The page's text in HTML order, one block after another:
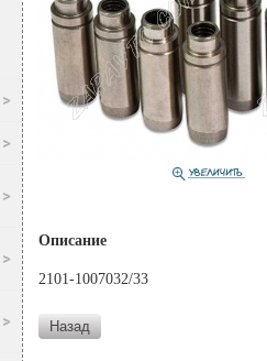
Описание
2101-1007032/33